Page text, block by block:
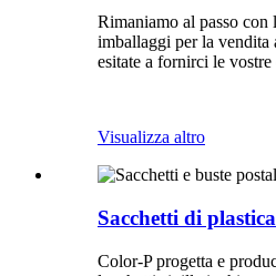
Rimaniamo al passo con
imballaggi per la vendita
esitate a fornirci le
Visualizza altro
Sacchetti di plastica
Color-P progetta e